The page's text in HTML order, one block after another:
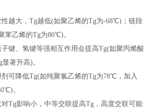
大，Tg越低(如聚乙烯的Tg为-68℃)；链段
苯乙烯的Tg为80℃)。
、氢键等强相互作用会提高Tg(如聚丙烯酸
著升高)。
降低Tg(如纯聚氯乙烯的Tg为78℃，加入
。
影响小，中等交联提高Tg，高度交联可能